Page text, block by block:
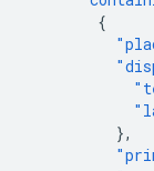
{
},